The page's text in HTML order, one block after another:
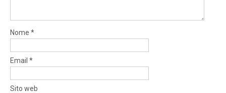
Nome *
Email *
Sito web